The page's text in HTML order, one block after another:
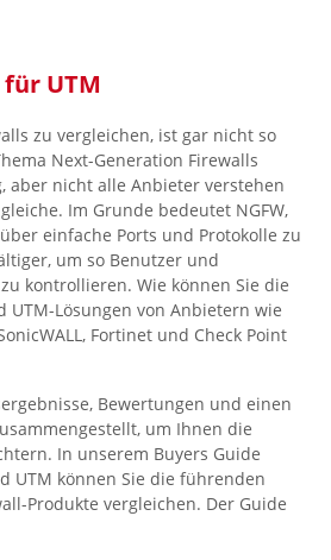
UTM
zu vergleichen, ist gar nicht so
Next-Generation Firewalls
aber nicht alle Anbieter verstehen
Im Grunde bedeutet NGFW,
einfache Ports und Protokolle zu
um so Benutzer und
kontrollieren. Wie können Sie die
UTM-Lösungen von Anbietern wie
Fortinet und Check Point
Bewertungen und einen
um Ihnen die
In unserem Buyers Guide
UTM können Sie die führenden
Produkte vergleichen. Der Guide